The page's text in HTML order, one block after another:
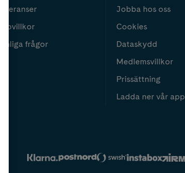
Leveranser
Köpvillkor
Vanliga frågor
Jobba hos oss
Cookies
Dataskydd
Medlemsvillkor
Prissättning
Ladda ner vår app